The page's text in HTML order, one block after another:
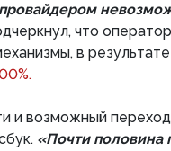
что
в
и возможный
«Почти половина